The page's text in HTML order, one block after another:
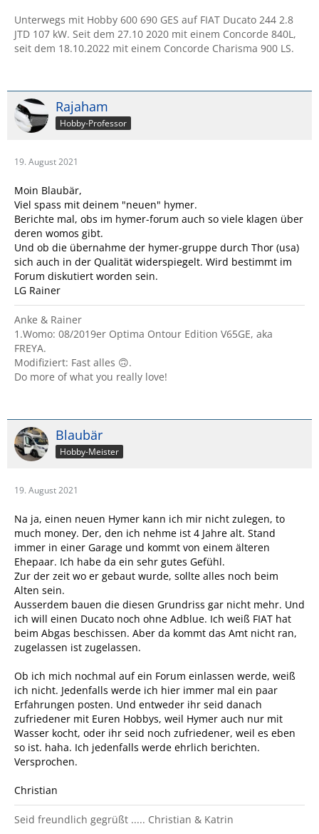
Unterwegs mit Hobby 600 690 GES auf FIAT Ducato 244 2.8
JTD 107 kW. Seit dem 27.10 2020 mit einem Concorde 840L,
seit dem 18.10.2022 mit einem Concorde Charisma 900 LS.
Rajaham
Hobby-Professor
19. August 2021
Moin Blaubär,
Viel spass mit deinem "neuen" hymer.
Berichte mal, obs im hymer-forum auch so viele klagen über
deren womos gibt.
Und ob die übernahme der hymer-gruppe durch Thor (usa)
sich auch in der Qualität widerspiegelt. Wird bestimmt im
Forum diskutiert worden sein.
LG Rainer
Anke & Rainer
1.Womo: 08/2019er Optima Ontour Edition V65GE, aka
FREYA.
Modifiziert: Fast alles 🙃.
Do more of what you really love!
Blaubär
Hobby-Meister
19. August 2021
Na ja, einen neuen Hymer kann ich mir nicht zulegen, to
much money. Der, den ich nehme ist 4 Jahre alt. Stand
immer in einer Garage und kommt von einem älteren
Ehepaar. Ich habe da ein sehr gutes Gefühl.
Zur der zeit wo er gebaut wurde, sollte alles noch beim
Alten sein.
Ausserdem bauen die diesen Grundriss gar nicht mehr. Und
ich will einen Ducato noch ohne Adblue. Ich weiß FIAT hat
beim Abgas beschissen. Aber da kommt das Amt nicht ran,
zugelassen ist zugelassen.
Ob ich mich nochmal auf ein Forum einlassen werde, weiß
ich nicht. Jedenfalls werde ich hier immer mal ein paar
Erfahrungen posten. Und entweder ihr seid danach
zufriedener mit Euren Hobbys, weil Hymer auch nur mit
Wasser kocht, oder ihr seid noch zufriedener, weil es eben
so ist. haha. Ich jedenfalls werde ehrlich berichten.
Versprochen.
Christian
Seid freundlich gegrüßt ..... Christian & Katrin